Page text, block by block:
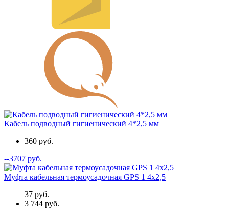
Кабель подводный гигиенический 4*2,5 мм
360 руб.
--3707 руб.
Муфта кабельная термоусадочная GPS 1 4x2,5
37 руб.
3 744 руб.